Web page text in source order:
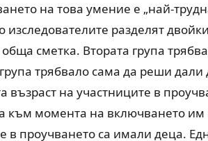
на това умение е „най-
изследователите разделят
обща сметка. Втората група
трябвало сама да реши
възраст на участниците в
към момента на включването им
в проучването са имали деца.